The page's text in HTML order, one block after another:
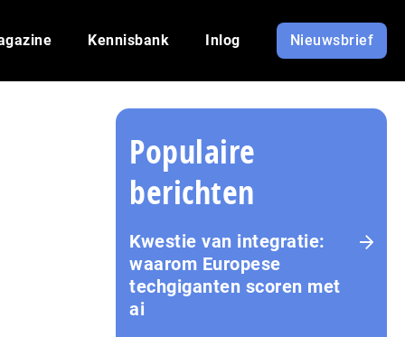
Kennisbank Inlog Nieuwsbrief
Populaire
berichten
Kwestie van integratie:
waarom Europese
techgiganten scoren met
ai